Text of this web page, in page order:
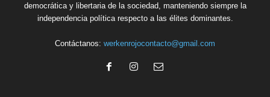
democrática y libertaria de la sociedad, manteniendo siempre la
independencia política respecto a las élites dominantes.
Contáctanos: werkenrojocontacto@gmail.com